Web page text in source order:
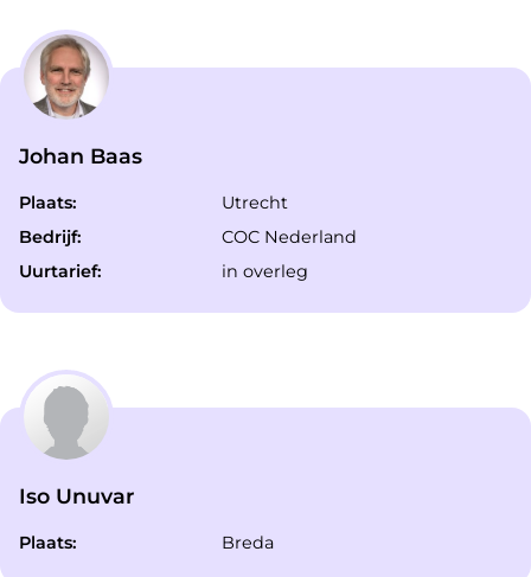
Johan Baas
Plaats:
Utrecht
Bedrijf:
COC Nederland
Uurtarief:
in overleg
Iso Unuvar
Plaats: Breda